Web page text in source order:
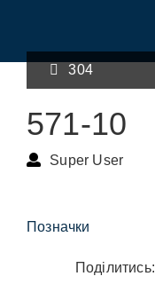
304
571-10
Super User
Позначки
Поділитись: